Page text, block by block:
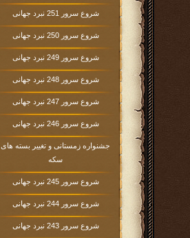
شروع سرور 251 نبرد جهانی
شروع سرور 250 نبرد جهانی
شروع سرور 249 نبرد جهانی
شروع سرور 248 نبرد جهانی
شروع سرور 247 نبرد جهانی
شروع سرور 246 نبرد جهانی
جشنواره زمستانی و تغییر بسته های
سکه
شروع سرور 245 نبرد جهانی
شروع سرور 244 نبرد جهانی
شروع سرور 243 نبرد جهانی